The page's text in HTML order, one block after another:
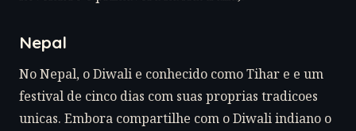
Nepal
No Nepal, o Diwali e conhecido como Tihar e e um
festival de cinco dias com suas proprias tradicoes
unicas. Embora compartilhe com o Diwali indiano o